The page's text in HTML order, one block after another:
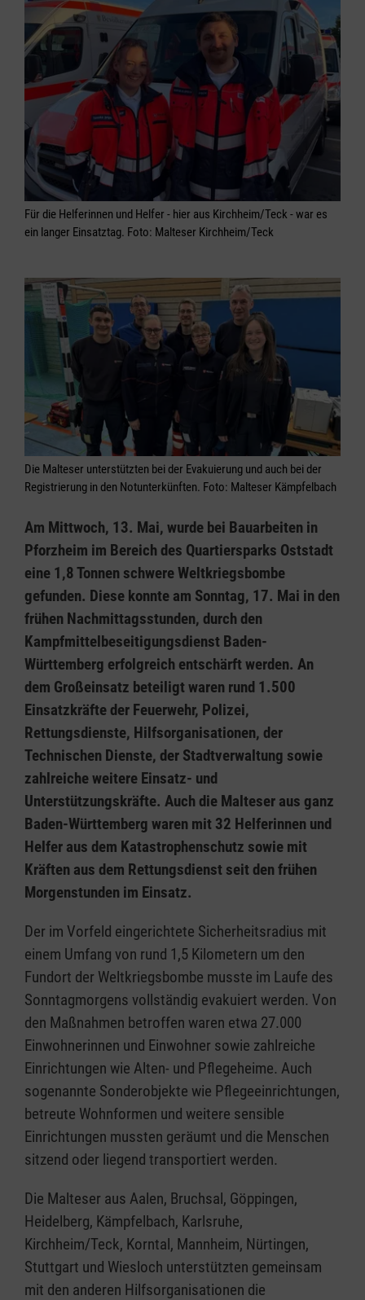
Für die Helferinnen und Helfer - hier aus Kirchheim/Teck - war es
ein langer Einsatztag. Foto: Malteser Kirchheim/Teck
Die Malteser unterstützten bei der Evakuierung und auch bei der
Registrierung in den Notunterkünften. Foto: Malteser Kämpfelbach
Am Mittwoch, 13. Mai, wurde bei Bauarbeiten in
Pforzheim im Bereich des Quartiersparks Oststadt
eine 1,8 Tonnen schwere Weltkriegsbombe
gefunden. Diese konnte am Sonntag, 17. Mai in den
frühen Nachmittagsstunden, durch den
Kampfmittelbeseitigungsdienst Baden-
Württemberg erfolgreich entschärft werden. An
dem Großeinsatz beteiligt waren rund 1.500
Einsatzkräfte der Feuerwehr, Polizei,
Rettungsdienste, Hilfsorganisationen, der
Technischen Dienste, der Stadtverwaltung sowie
zahlreiche weitere Einsatz- und
Unterstützungskräfte. Auch die Malteser aus ganz
Baden-Württemberg waren mit 32 Helferinnen und
Helfer aus dem Katastrophenschutz sowie mit
Kräften aus dem Rettungsdienst seit den frühen
Morgenstunden im Einsatz.
Der im Vorfeld eingerichtete Sicherheitsradius mit
einem Umfang von rund 1,5 Kilometern um den
Fundort der Weltkriegsbombe musste im Laufe des
Sonntagmorgens vollständig evakuiert werden. Von
den Maßnahmen betroffen waren etwa 27.000
Einwohnerinnen und Einwohner sowie zahlreiche
Einrichtungen wie Alten- und Pflegeheime. Auch
sogenannte Sonderobjekte wie Pflegeeinrichtungen,
betreute Wohnformen und weitere sensible
Einrichtungen mussten geräumt und die Menschen
sitzend oder liegend transportiert werden.
Die Malteser aus Aalen, Bruchsal, Göppingen,
Heidelberg, Kämpfelbach, Karlsruhe,
Kirchheim/Teck, Korntal, Mannheim, Nürtingen,
Stuttgart und Wiesloch unterstützten gemeinsam
mit den anderen Hilfsorganisationen die